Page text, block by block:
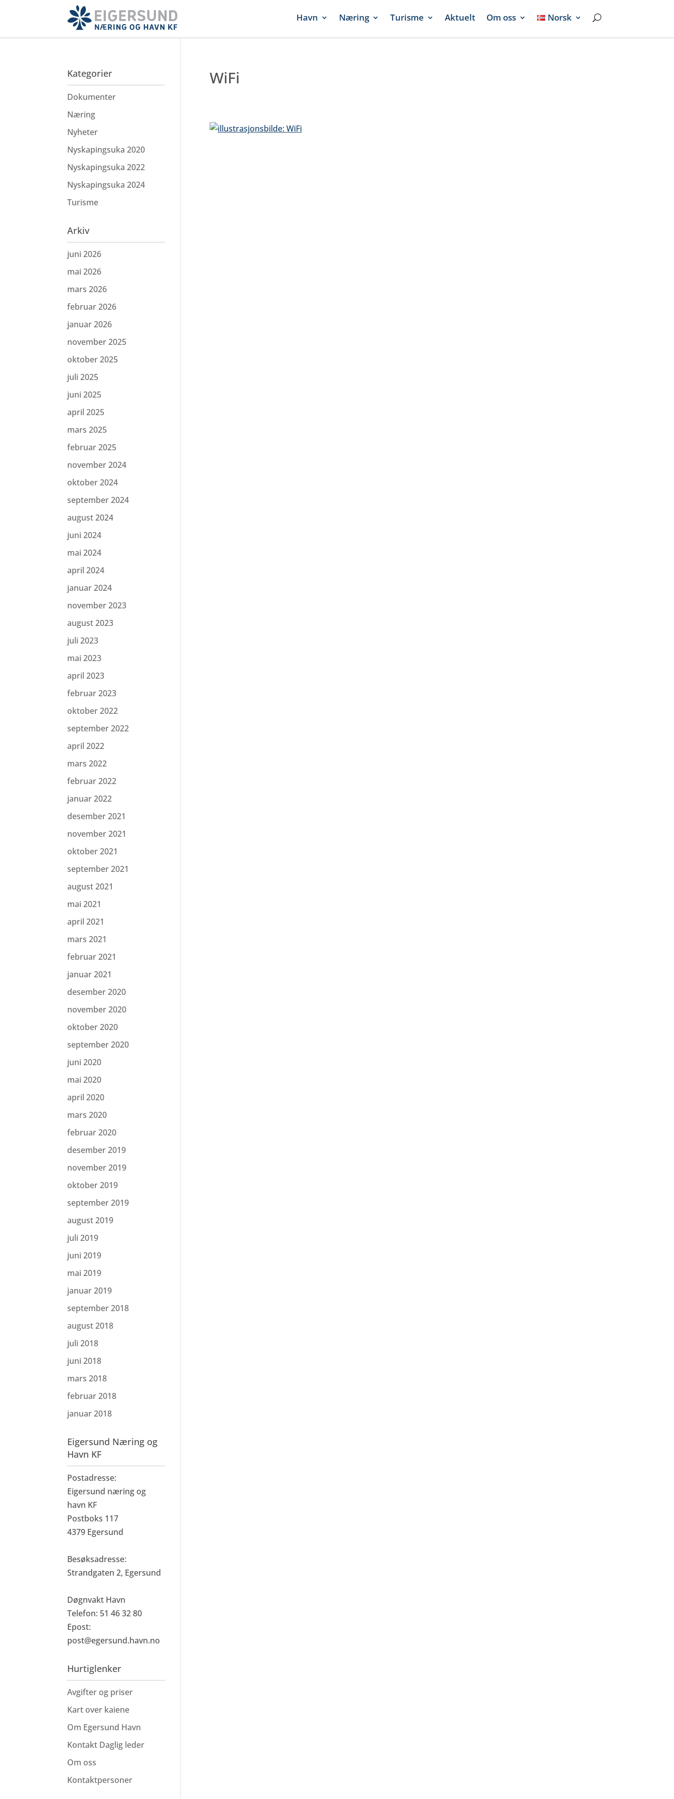
Havn Næring Turisme Aktuelt Om oss Norsk
WiFi
Kategorier
Dokumenter
Næring
Nyheter
Nyskapingsuka 2020
Nyskapingsuka 2022
Nyskapingsuka 2024
Turisme
Arkiv
juni 2026
mai 2026
mars 2026
februar 2026
januar 2026
november 2025
oktober 2025
juli 2025
juni 2025
april 2025
mars 2025
februar 2025
november 2024
oktober 2024
september 2024
august 2024
juni 2024
mai 2024
april 2024
januar 2024
november 2023
august 2023
juli 2023
mai 2023
april 2023
februar 2023
oktober 2022
september 2022
april 2022
mars 2022
februar 2022
januar 2022
desember 2021
november 2021
oktober 2021
september 2021
august 2021
mai 2021
april 2021
mars 2021
februar 2021
januar 2021
desember 2020
november 2020
oktober 2020
september 2020
juni 2020
mai 2020
april 2020
mars 2020
februar 2020
desember 2019
november 2019
oktober 2019
september 2019
august 2019
juli 2019
juni 2019
mai 2019
januar 2019
september 2018
august 2018
juli 2018
juni 2018
mars 2018
februar 2018
januar 2018
Eigersund Næring og
Havn KF
Postadresse:
Eigersund næring og
havn KF
Postboks 117
4379 Egersund
Besøksadresse:
Strandgaten 2, Egersund
Døgnvakt Havn
Telefon: 51 46 32 80
Epost:
post@egersund.havn.no
Hurtiglenker
Avgifter og priser
Kart over kaiene
Om Egersund Havn
Kontakt Daglig leder
Om oss
Kontaktpersoner